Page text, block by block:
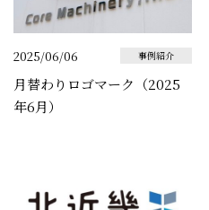
2025/06/06 事例紹介
月替わりロゴマーク（2025
年6月）